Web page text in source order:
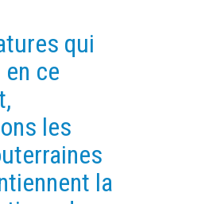
ET TECHNIQUES
qui
ce
les
la